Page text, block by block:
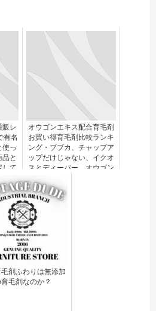
販レ
有名
使っ
と
して
オウゴンエキス配合育毛剤
お買い得育毛剤比較ランキ
ング・ブブカ、チャップア
ップだけじゃない、イクオ
スとディーパー、オウゴン
ダクターゼを抑制する！
剤ふわりは無添加
毛剤なのか？